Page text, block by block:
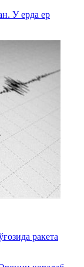
У ерда ер
ракета